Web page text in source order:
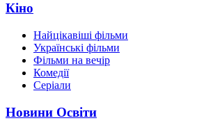
Кіно
Найцікавіші фільми
Українські фільми
Фільми на вечір
Комедії
Серіали
Новини Освіти